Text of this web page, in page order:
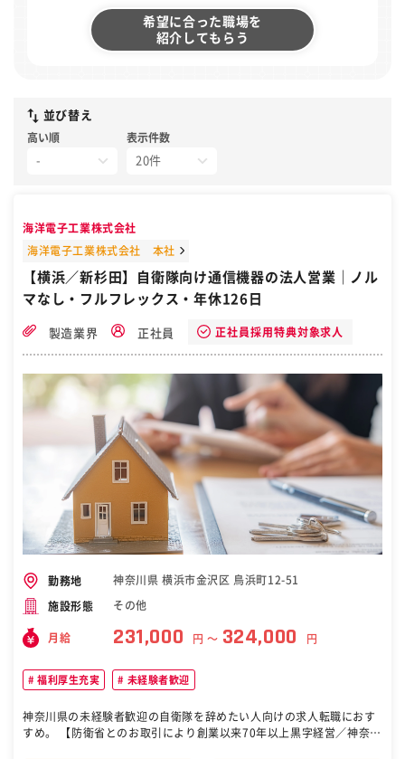
希望に合った職場を
紹介してもらう
並び替え
高い順 表示件数
海洋電子工業株式会社
海洋電子工業株式会社 本社
【横浜／新杉田】自衛隊向け通信機器の法人営業｜ノル
マなし・フルフレックス・年休126日
製造業界 正社員 正社員採用特典対象求人
勤務地 神奈川県 横浜市金沢区 鳥浜町12-51
施設形態 その他
月給 231,000 円 〜 324,000 円
福利厚生充実 未経験者歓迎
神奈川県の未経験者歓迎の自衛隊を辞めたい人向けの求人転職におす
すめ。 【防衛省とのお取引により創業以来70年以上黒字経営／神奈川